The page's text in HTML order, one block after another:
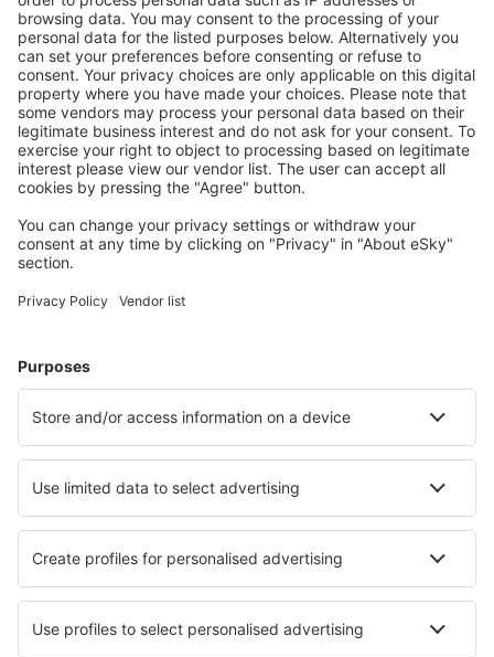
Economiseşte mai mult
Prețuri atractive și oferte speciale pentru utilizatorii
conectați.
Cazarea preferată
Alege din peste 1,3 mil. de opţiuni: hoteluri, cabane,
Cele mai căutate hoteluri de către utilizatorii eSky
Hoteluri în Cannes
Hoteluri în Paris Hoteluri în Nisa Hoteluri în Frejus
Hoteluri în Perros-Guirec Hoteluri în Chatel
Hoteluri în Valmoral Hoteluri în Le Touquet Paris Plage
Cele mai bune hoteluri - orașe